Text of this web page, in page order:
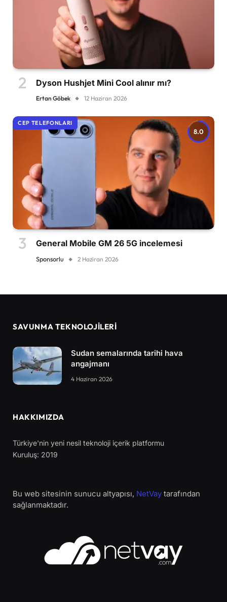
Dyson Hushjet Mini Cool alınır mı?
Ertan Göbek 12 Haziran 2026
8.0
CEP TELEFONLARI
General Mobile GM 26 5G incelemesi
Sponsorlu 2 Haziran 2026
SAVUNMA TEKNOLOJİLERİ
Sudan semalarında tarihi hava
angajmanı
4 Haziran 2026
HAKKIMIZDA
Türkiye'nin yeni nesil teknoloji içerik platformu
Kuruluş: 2019
Bu web sitesinin sunucu altyapısı, NetVay tarafından
sağlanmaktadır.